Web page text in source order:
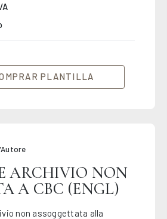
PLANTILLA
ARCHIVIO NON
A CBC (ENGL)
non assoggettata alla